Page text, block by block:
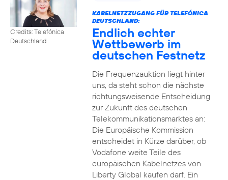
Credits: Telefónica
Deutschland
KABELNETZZUGANG FÜR TELEFÓNICA
DEUTSCHLAND:
Endlich echter
Wettbewerb im
deutschen Festnetz
Die Frequenzauktion liegt hinter
uns, da steht schon die nächste
richtungsweisende Entscheidung
zur Zukunft des deutschen
Telekommunikationsmarktes an:
Die Europäische Kommission
entscheidet in Kürze darüber, ob
Vodafone weite Teile des
europäischen Kabelnetzes von
Liberty Global kaufen darf. Ein